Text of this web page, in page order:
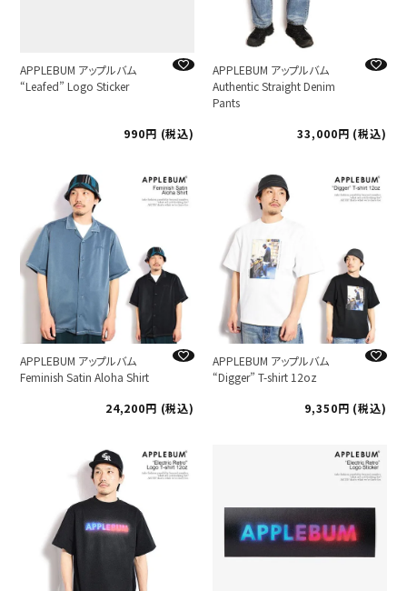
APPLEBUM アップルバム
“Leafed” Logo Sticker
990 税込
APPLEBUM アップルバム
Authentic Straight Denim
Pants
33,000
税込
APPLEBUM アップルバム
Feminish Satin Aloha Shirt
24,200
税込
APPLEBUM アップルバム
“Digger” T-shirt 12oz
9,350
税込